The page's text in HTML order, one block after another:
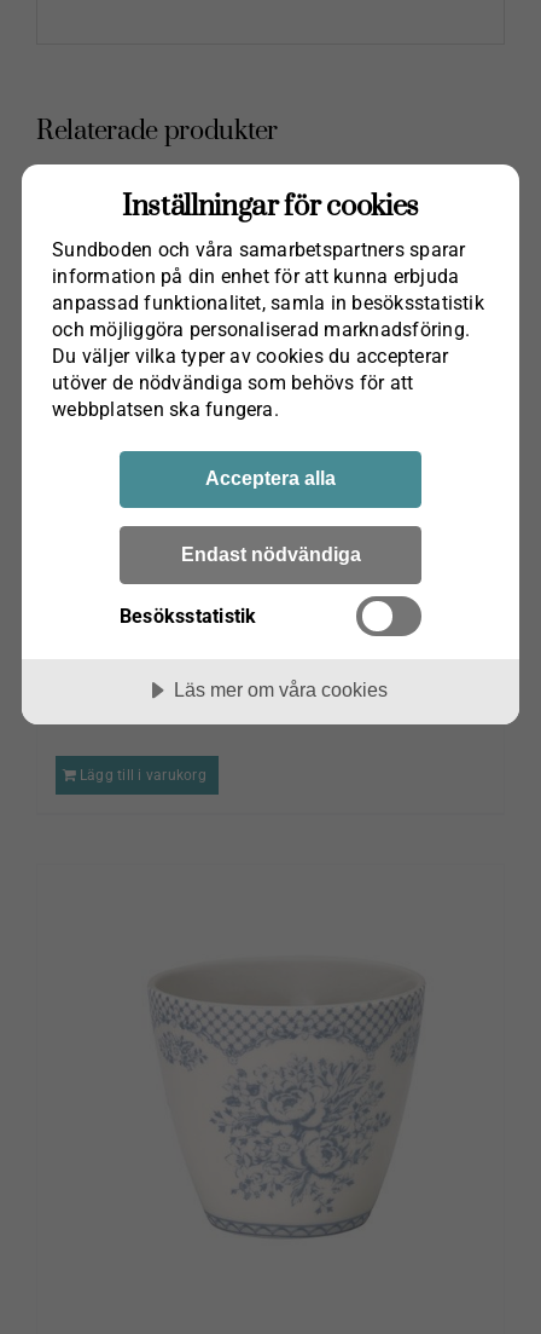
Relaterade produkter
Kanna Amanda dark grey
Lägg till i varukorg
Inställningar för cookies
Sundboden och våra samarbets­partners sparar
information på din enhet för att kunna erbjuda
anpassad funktionalitet, samla in besöks­statistik
och möjliggöra personaliserad marknads­föring.
Du väljer vilka typer av cookies du accepterar
utöver de nödvändiga som behövs för att
webbplatsen ska fungera.
Acceptera alla
Endast nödvändiga
Besöksstatistik
Läs mer om våra cookies